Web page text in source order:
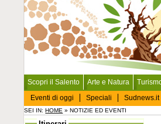
Scopri il Salento Arte e Natura
Eventi di oggi
Speciali Sudnews.it
SEI IN:HOME » NOTIZIE ED EVENTI